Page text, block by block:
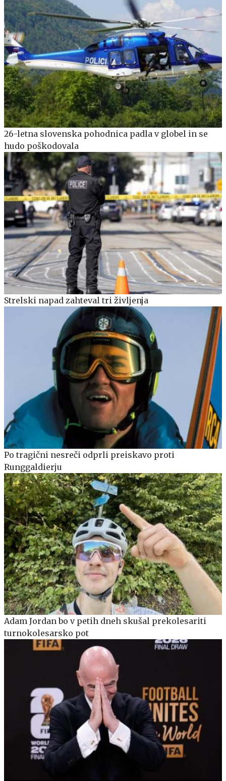
26-letna slovenska pohodnica padla v globel in se
hudo poškodovala
Strelski napad zahteval tri življenja
Po tragični nesreči odprli preiskavo proti
Runggaldierju
Adam Jordan bo v petih dneh skušal prekolesariti
turnokolesarsko pot